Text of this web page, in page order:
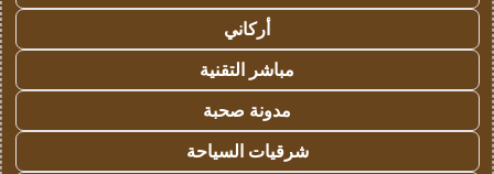
أركاني
مباشر التقنية
مدونة صحبة
شرقيات السياحة